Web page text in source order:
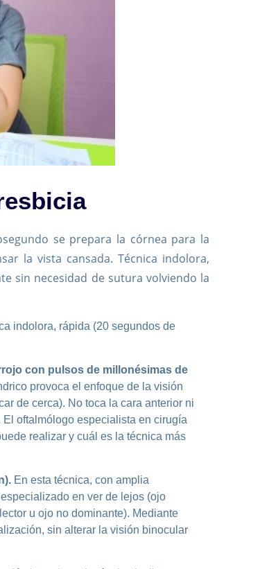
se prepara la córnea para la
la vista cansada. Técnica indolora,
sin necesidad de sutura volviendo la
indolora, rápida (20 segundos de
con pulsos de millonésimas de
provoca el enfoque de la visión
de cerca). No toca la cara anterior ni
oftalmólogo especialista en cirugía
realizar y cuál es la técnica más
En esta técnica, con amplia
en ver de lejos (ojo
u ojo no dominante). Mediante
sin alterar la visión binocular